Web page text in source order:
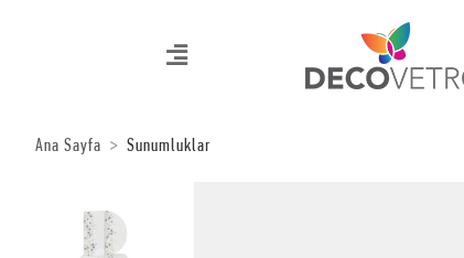
Ana Sayfa Sunumluklar